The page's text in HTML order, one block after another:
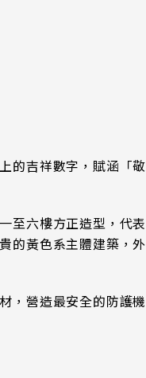
的吉祥數字，賦涵「敬
至六樓方正造型，代表
的黃色系主體建築，外
，營造最安全的防護機